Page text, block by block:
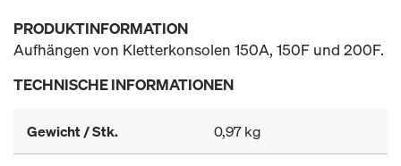
PRODUKTINFORMATION
Aufhängen von Kletterkonsolen 150A, 150F und 200F.
TECHNISCHE INFORMATIONEN
Gewicht / Stk. 0,97 kg